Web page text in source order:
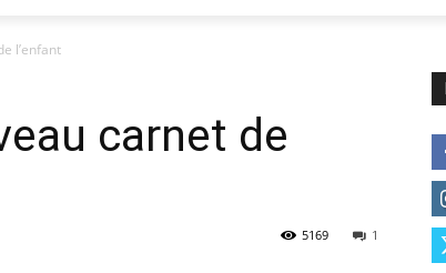
l’enfant
carnet de
1
5169